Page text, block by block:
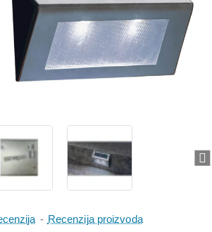
- Recenzija proizvoda